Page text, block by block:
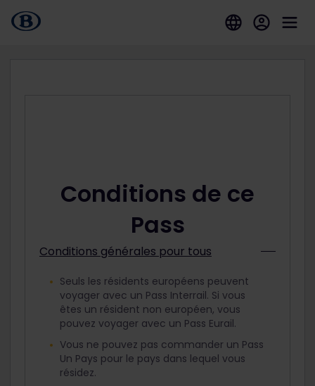
Conditions de ce
Pass
Conditions générales pour tous
Seuls les résidents européens peuvent
voyager avec un Pass Interrail. Si vous
êtes un résident non européen, vous
pouvez voyager avec un Pass Eurail.
Vous ne pouvez pas commander un Pass
Un Pays pour le pays dans lequel vous
résidez.